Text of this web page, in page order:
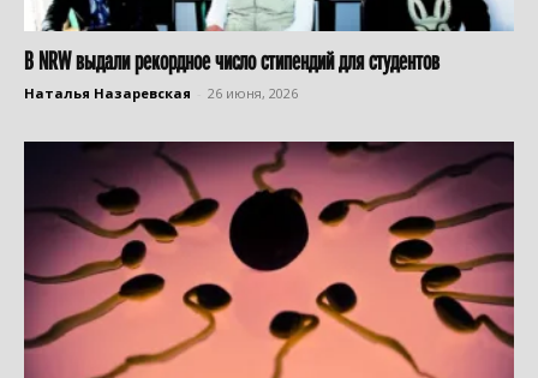
В NRW выдали рекордное число стипендий для студентов
Наталья Назаревская 26 июня, 2026